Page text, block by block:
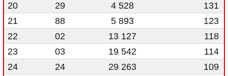
20
29 4 528
131
21
88 5 893
123
22
02 13 127
118
23
03 19 542
114
24
24 29 263
109